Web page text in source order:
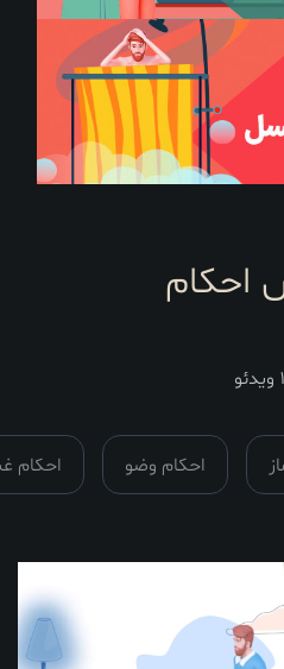
وضو احکام غسل
زمان :
همه